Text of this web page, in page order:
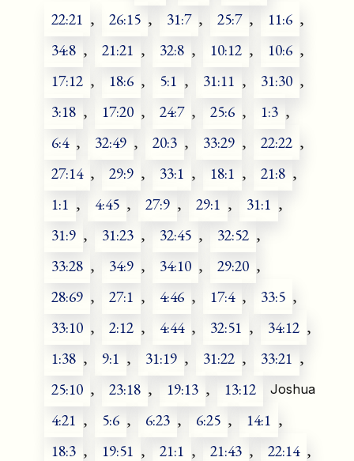
22:21 , 26:15 , 31:7 , 25:7 , 11:6 ,
34:8 , 21:21 , 32:8 , 10:12 , 10:6 ,
17:12 , 18:6 , 5:1 , 31:11 , 31:30 ,
3:18 , 17:20 , 24:7 , 25:6 , 1:3 ,
6:4 , 32:49 , 20:3 , 33:29 , 22:22 ,
27:14 , 29:9 , 33:1 , 18:1 , 21:8 ,
1:1 , 4:45 , 27:9 , 29:1 , 31:1 ,
31:9 , 31:23 , 32:45 , 32:52 ,
33:28 , 34:9 , 34:10 , 29:20 ,
28:69 , 27:1 , 4:46 , 17:4 , 33:5 ,
33:10 , 2:12 , 4:44 , 32:51 , 34:12 ,
1:38 , 9:1 , 31:19 , 31:22 , 33:21 ,
25:10 , 23:18 , 19:13 , 13:12 Joshua
4:21 , 5:6 , 6:23 , 6:25 , 14:1 ,
18:3 , 19:51 , 21:1 , 21:43 , 22:14 ,